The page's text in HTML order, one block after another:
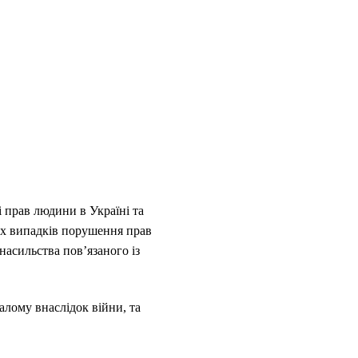
прав людини в Україні та
випадків порушення прав
пов’язаного із
внаслідок війни, та